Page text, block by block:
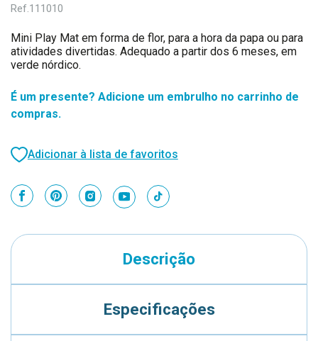
Ref.111010
Mini Play Mat em forma de flor, para a hora da papa ou para
atividades divertidas. Adequado a partir dos 6 meses, em
verde nórdico.
É um presente? Adicione um embrulho no carrinho de
compras.
Adicionar à lista de favoritos
Descrição
Especificações